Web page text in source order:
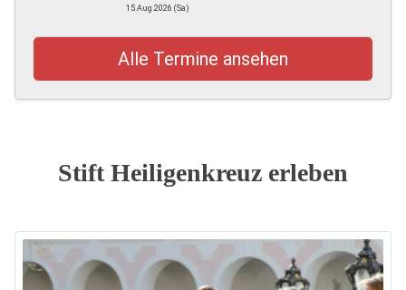
15.Aug.2026 (Sa)
Alle Termine ansehen
Stift Heiligenkreuz erleben